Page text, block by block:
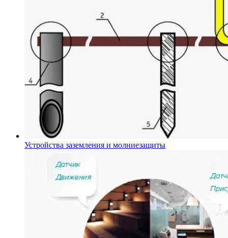
Устройства заземления и молниезащиты